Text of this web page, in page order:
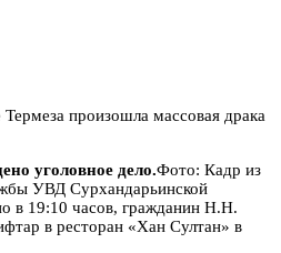
уголовное дело.Фото: Кадр из
УВД Сурхандарьинской
в 19:10 часов, гражданин Н.Н.
в ресторан «Хан Султан» в